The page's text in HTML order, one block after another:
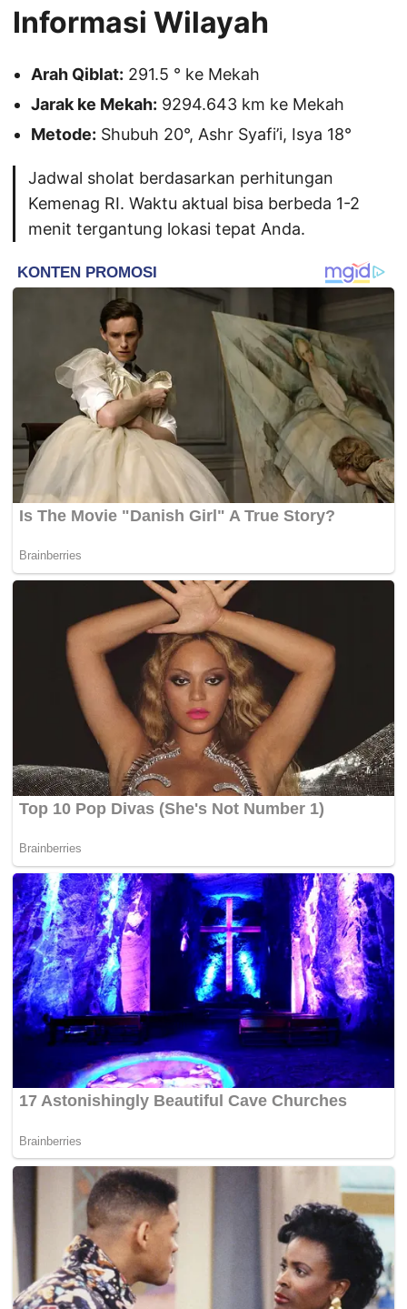
Informasi Wilayah
Arah Qiblat: 291.5 ° ke Mekah
Jarak ke Mekah: 9294.643 km ke Mekah
Metode: Shubuh 20°, Ashr Syafi’i, Isya 18°
Jadwal sholat berdasarkan perhitungan
Kemenag RI. Waktu aktual bisa berbeda 1-2
menit tergantung lokasi tepat Anda.